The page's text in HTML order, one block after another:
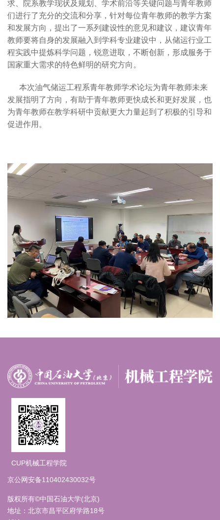
求、院系教学现状及规划、学术前沿等关键问题与青年教师
们进行了充分的交流和分享，针对每位青年教师的教学方案
和发展方向，提出了一系列建设性的意见和建议，建议青年
教师要将自身的发展融入到学科专业建设中，从储运行业工
程实践中提炼科学问题，锐意进取，不断创新，形成服务于
国家重大需求的特色鲜明的研究方向。
本次油气储运工程系青年教师学术论坛为青年教师未来
发展指明了方向，有助于青年教师更快成长和更好发展，也
为青年教师在教学科研中贡献更大力量起到了积极的引导和
促进作用。
CUP机械工程学院
京公网安备110402430032号
版权所有©中国石油大学(北京)
地址：北京市昌平区府学路18号